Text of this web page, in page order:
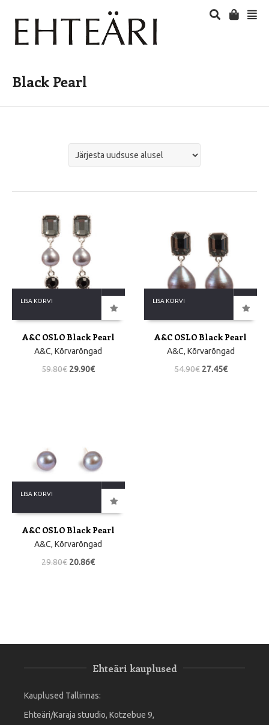
Black Pearl
LISA KORVI
A&C OSLO Black Pearl
A&C,Kõrvarõngad
59.80€ 29.90€
LISA KORVI
A&C OSLO Black Pearl
A&C, Kõrvarõngad
54.90€ 27.45€
LISA KORVI
A&C OSLO Black Pearl
A&C,Kõrvarõngad
29.80€ 20.86€
Ehteäri kauplused
Kauplused Tallinnas:
Ehteäri/Karaja stuudio, Kotzebue 9,